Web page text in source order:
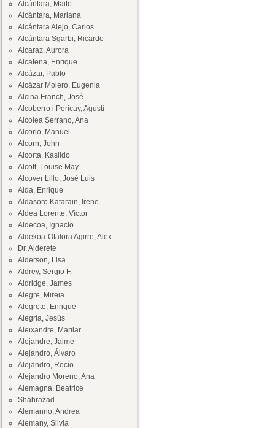
Alcántara, Maite
Alcántara, Mariana
Alcántara Alejo, Carlos
Alcántara Sgarbi, Ricardo
Alcaraz, Aurora
Alcatena, Enrique
Alcázar, Pablo
Alcázar Molero, Eugenia
Alcina Franch, José
Alcoberro i Pericay, Agustí
Alcolea Serrano, Ana
Alcorlo, Manuel
Alcorn, John
Alcorta, Kasildo
Alcott, Louise May
Alcover Lillo, José Luis
Alda, Enrique
Aldasoro Katarain, Irene
Aldea Lorente, Víctor
Aldecoa, Ignacio
Aldekoa-Otalora Agirre, Alex
Dr. Alderete
Alderson, Lisa
Aldrey, Sergio F.
Aldridge, James
Alegre, Mireia
Alegrete, Enrique
Alegría, Jesús
Aleixandre, Marilar
Alejandre, Jaime
Alejandro, Álvaro
Alejandro, Rocío
Alejandro Moreno, Ana
Alemagna, Beatrice
Shahrazad
Alemanno, Andrea
Alemany, Silvia